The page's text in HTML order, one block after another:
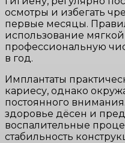
осмотры и избегать
первые месяцы.
использование
профессиональную
в год.
Имплантаты
кариесу, однако
постоянного
здоровье дёсен и
воспалительные
стабильность